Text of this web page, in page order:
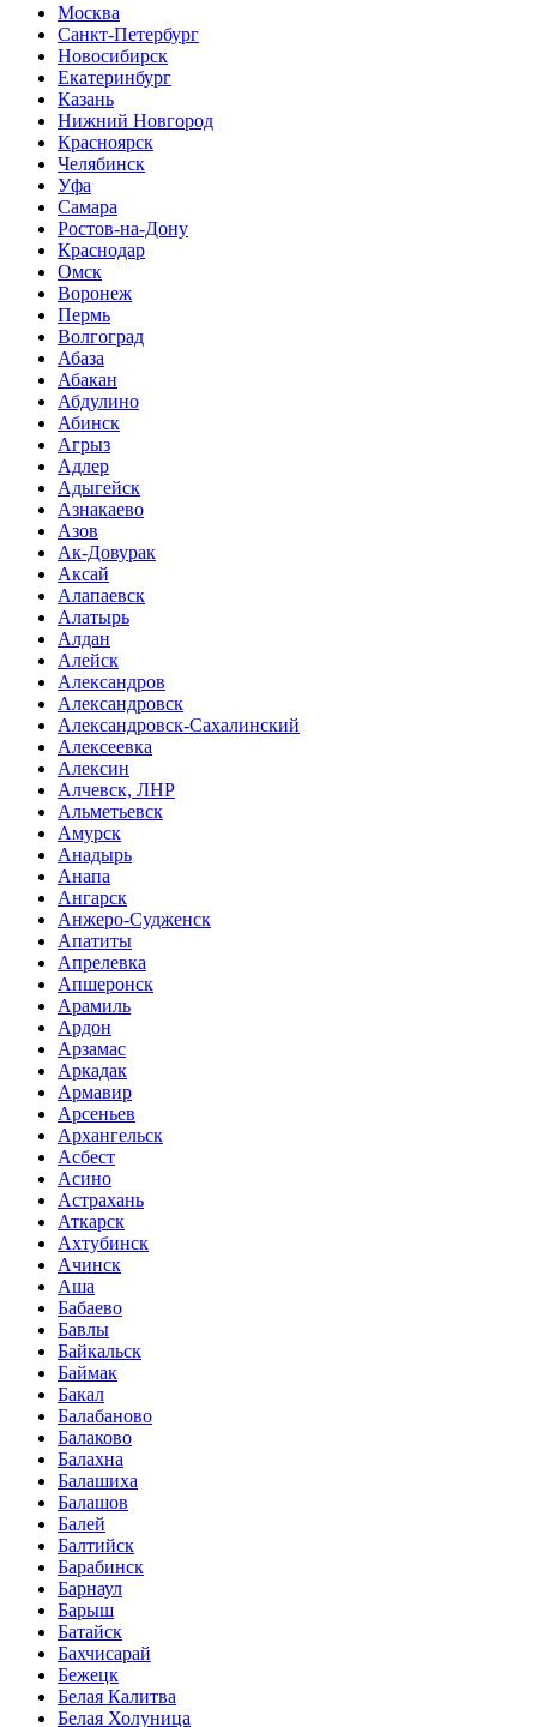
Москва
Санкт-Петербург
Новосибирск
Екатеринбург
Казань
Нижний Новгород
Красноярск
Челябинск
Уфа
Самара
Ростов-на-Дону
Краснодар
Омск
Воронеж
Пермь
Волгоград
Абаза
Абакан
Абдулино
Абинск
Агрыз
Адлер
Адыгейск
Азнакаево
Азов
Ак-Довурак
Аксай
Алапаевск
Алатырь
Алдан
Алейск
Александров
Александровск
Александровск-Сахалинский
Алексеевка
Алексин
Алчевск, ЛНР
Альметьевск
Амурск
Анадырь
Анапа
Ангарск
Анжеро-Судженск
Апатиты
Апрелевка
Апшеронск
Арамиль
Ардон
Арзамас
Аркадак
Армавир
Арсеньев
Архангельск
Асбест
Асино
Астрахань
Аткарск
Ахтубинск
Ачинск
Аша
Бабаево
Бавлы
Байкальск
Баймак
Бакал
Балабаново
Балаково
Балахна
Балашиха
Балашов
Балей
Балтийск
Барабинск
Барнаул
Барыш
Батайск
Бахчисарай
Бежецк
Белая Калитва
Белая Холуница